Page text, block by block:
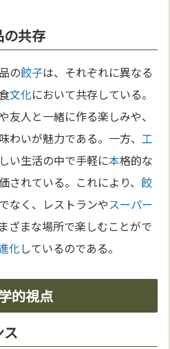
共存
の餃子は、それぞれに異なる
文化において共存している。
友人と一緒に作る楽しみや、
わいが魅力である。一方、 工
い生活の中で手軽に本格的な
されている。これにより、餃
なく、レストランやスーパー
ざまな場所で楽しむことがで
化しているのである。
的視点